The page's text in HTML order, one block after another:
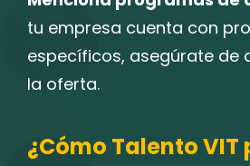
tu empresa cuenta con
específicos, asegúrate de
la oferta.
¿Cómo Talento VIT